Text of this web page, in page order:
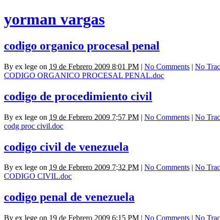
yorman vargas
codigo organico procesal penal
By ex lege on 19 de Febrero 2009 8:01 PM | No Comments | No
CODIGO ORGANICO PROCESAL PENAL.doc
codigo de procedimiento civil
By ex lege on 19 de Febrero 2009 7:57 PM | No Comments | No
codg proc civil.doc
codigo civil de venezuela
By ex lege on 19 de Febrero 2009 7:32 PM | No Comments | No
CODIGO CIVIL.doc
codigo penal de venezuela
By ex lege on 19 de Febrero 2009 6:15 PM | No Comments | No